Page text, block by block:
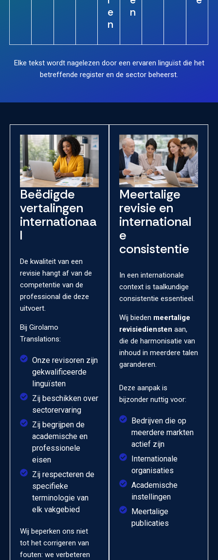
e
n
n
Elke tekst wordt nagelezen door een ervaren linguïst die het
betreffende register en de sector beheerst.
Beëdigde
vertalingen
internationaa
l
De kwaliteit van een
revisie hangt af van de
competentie van de
professional die deze
uitvoert.
Bij Girolamo
Translations:
Onze revisoren zijn
gekwalificeerde
linguïsten
Zij beschikken over
sectorervaring
Zij begrijpen de
academische en
professionele
eisen
Zij respecteren de
specifieke
terminologie van
elk vakgebied
Wij beperken ons niet
tot het corrigeren van
fouten: we verbeteren
Meertalige
revisie en
international
e
consistentie
In een internationale
context is taalkundige
consistentie essentieel.
Wij bieden meertalige
revisiediensten aan,
die de harmonisatie van
inhoud in meerdere talen
garanderen.
Deze aanpak is
bijzonder nuttig voor:
Bedrijven die op
meerdere markten
actief zijn
Internationale
organisaties
Academische
instellingen
Meertalige
publicaties